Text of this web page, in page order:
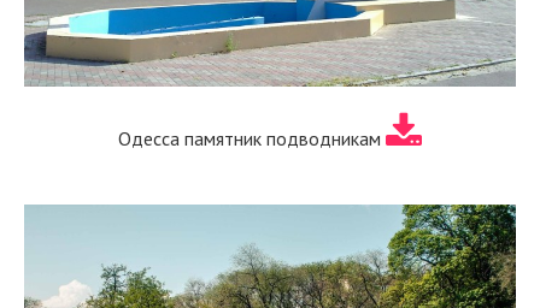
Одесса памятник подводникам